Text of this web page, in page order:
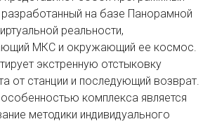
на базе Панорамной
реальности,
МКС и окружающий ее космос.
экстренную отстыковку
от станции и последующий возврат.
комплекса является
методики индивидуального